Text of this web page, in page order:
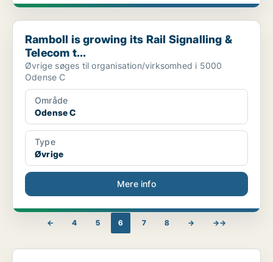
Ramboll is growing its Rail Signalling & Telecom t...
Ramboll is growing its Rail Signalling &
Telecom t...
Øvrige søges til organisation/virksomhed i 5000
Odense C
Område
Odense C
Type
Øvrige
Mere info
← 4 5 6 7 8 → →→